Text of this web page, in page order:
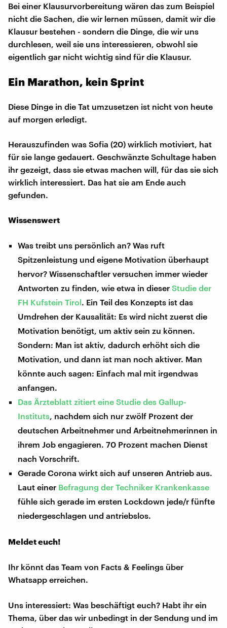
Bei einer Klausurvorbereitung wären das zum Beispiel
nicht die Sachen, die wir lernen müssen, damit wir die
Klausur bestehen - sondern die Dinge, die wir uns
durchlesen, weil sie uns interessieren, obwohl sie
eigentlich gar nicht wichtig sind für die Klausur.
Ein Marathon, kein Sprint
Diese Dinge in die Tat umzusetzen ist nicht von heute
auf morgen erledigt.
Herauszufinden was Sofia (20) wirklich motiviert, hat
für sie lange gedauert. Geschwänzte Schultage haben
ihr gezeigt, dass sie etwas machen will, für das sie sich
wirklich interessiert. Das hat sie am Ende auch
gefunden.
Wissenswert
Was treibt uns persönlich an? Was ruft
Spitzenleistung und eigene Motivation überhaupt
hervor? Wissenschaftler versuchen immer wieder
Antworten zu finden, wie etwa in dieserStudie der
FH Kufstein Tirol. Ein Teil des Konzepts ist das
Umdrehen der Kausalität: Es wird nicht zuerst die
Motivation benötigt, um aktiv sein zu können.
Sondern: Man ist aktiv, dadurch erhöht sich die
Motivation, und dann ist man noch aktiver. Man
könnte auch sagen: Einfach mal mit irgendwas
anfangen.
Das Ärzteblatt zitiert eine Studie des Gallup-
Instituts , nachdem sich nur zwölf Prozent der
deutschen Arbeitnehmer und Arbeitnehmerinnen in
ihrem Job engagieren. 70 Prozent machen Dienst
nach Vorschrift.
Gerade Corona wirkt sich auf unseren Antrieb aus.
Laut einer Befragung der Techniker Krankenkasse
fühle sich gerade im ersten Lockdown jede/r fünfte
niedergeschlagen und antriebslos.
Meldet euch!
Ihr könnt das Team von Facts & Feelings über
Whatsapp erreichen.
Uns interessiert: Was beschäftigt euch? Habt ihr ein
Thema, über das wir unbedingt in der Sendung und im